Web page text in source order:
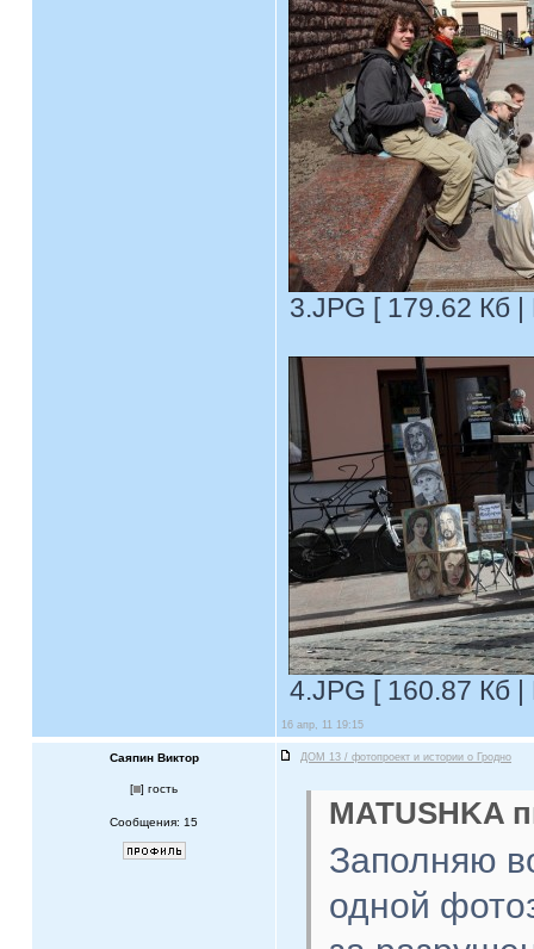
3.JPG [ 179.62 Кб
4.JPG [ 160.87 Кб
16 апр, 11 19:15
Саяпин Виктор ДОМ 13 / фотопроект и истории о Гродно
[ ] гость
Сообщения: 15 MATUSHKA
Заполняю
одной